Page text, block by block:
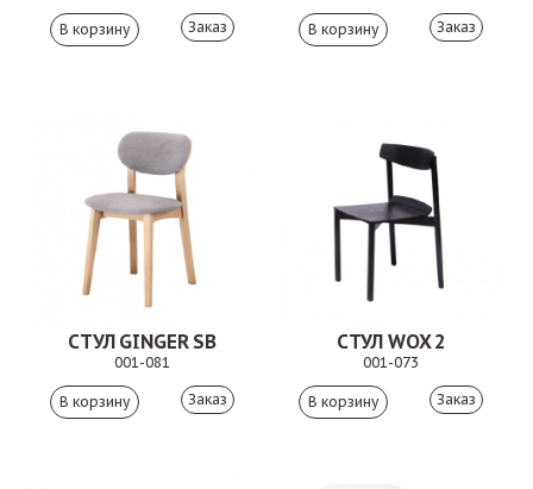
Заказ Заказ
СТУЛ GINGER SB
001-081
Заказ
СТУЛ WOX 2
001-073
Заказ